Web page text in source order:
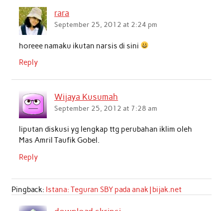
o
o
k
A
p
n
rara
September 25, 2012 at 2:24 pm
horeee namaku ikutan narsis di sini
Reply
Wijaya Kusumah
September 25, 2012 at 7:28 am
liputan diskusi yg lengkap ttg perubahan iklim oleh
Mas Amril Taufik Gobel.
Reply
Pingback: Istana: Teguran SBY pada anak | bijak.net